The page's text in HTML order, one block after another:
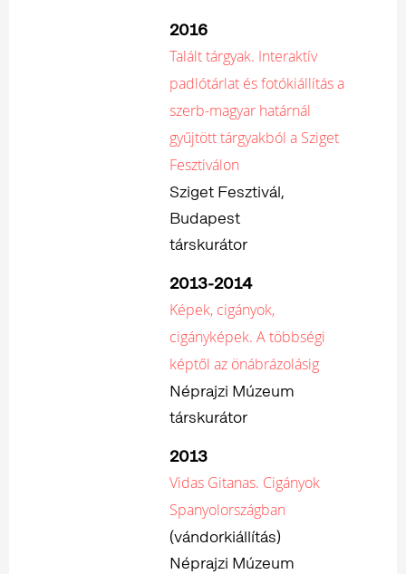
2016
Talált tárgyak. Interaktív
padlótárlat és fotókiállítás a
szerb-magyar határnál
gyűjtött tárgyakból a Sziget
Fesztiválon
Sziget Fesztivál,
Budapest
társkurátor
2013-2014
Képek, cigányok,
cigányképek. A többségi
képtől az önábrázolásig
Néprajzi Múzeum
társkurátor
2013
Vidas Gitanas. Cigányok
Spanyolországban
(vándorkiállítás)
Néprajzi Múzeum